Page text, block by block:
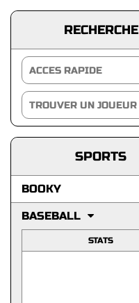
RECHERCHE
SPORTS
BOOKY
BASEBALL
STATS